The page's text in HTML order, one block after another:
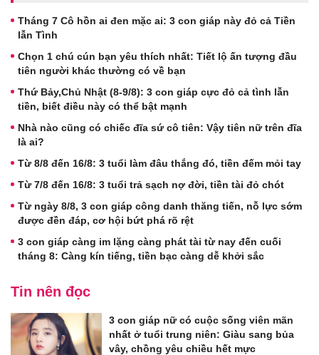
Tháng 7 Cô hồn ai đen mặc ai: 3 con giáp này đỏ cả Tiền
lẫn Tình
Chọn 1 chú cún bạn yêu thích nhất: Tiết lộ ấn tượng đầu
tiên người khác thường có về bạn
Thứ Bảy,Chủ Nhật (8-9/8): 3 con giáp cực đỏ cả tình lẫn
tiền, biết điều này có thể bật mạnh
Nhà nào cũng có chiếc đĩa sứ cô tiên: Vậy tiên nữ trên đĩa
là ai?
Từ 8/8 đến 16/8: 3 tuổi làm đâu thắng đó, tiền đếm mỏi tay
Từ 7/8 đến 16/8: 3 tuổi trả sạch nợ đời, tiền tài đỏ chót
Từ ngày 8/8, 3 con giáp công danh thăng tiến, nỗ lực sớm
được đền đáp, cơ hội bứt phá rõ rệt
3 con giáp càng im lặng càng phát tài từ nay đến cuối
tháng 8: Càng kín tiếng, tiền bạc càng dễ khởi sắc
Tin nên đọc
3 con giáp nữ có cuộc sống viên mãn
nhất ở tuổi trung niên: Giàu sang bủa
vây, chồng yêu chiều hết mực